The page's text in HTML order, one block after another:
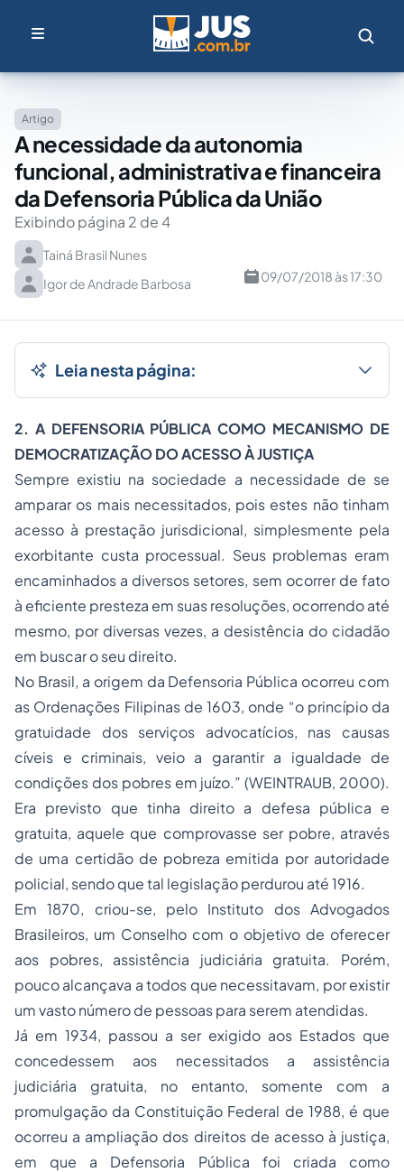
Artigo
A necessidade da autonomia
funcional, administrativa e financeira
da Defensoria Pública da União
Exibindo página 2 de 4
Tainá Brasil Nunes
Igor de Andrade Barbosa
09/07/2018 às 17:30
Leia nesta página:
2. A DEFENSORIA PÚBLICA COMO MECANISMO DE
DEMOCRATIZAÇÃO DO ACESSO À JUSTIÇA
Sempre existiu na sociedade a necessidade de se
amparar os mais necessitados, pois estes não tinham
acesso à prestação jurisdicional, simplesmente pela
exorbitante custa processual. Seus problemas eram
encaminhados a diversos setores, sem ocorrer de fato
à eficiente presteza em suas resoluções, ocorrendo até
mesmo, por diversas vezes, a desistência do cidadão
em buscar o seu direito.
No Brasil, a origem da Defensoria Pública ocorreu com
as Ordenações Filipinas de 1603, onde “o princípio da
gratuidade dos serviços advocatícios, nas causas
cíveis e criminais, veio a garantir a igualdade de
condições dos pobres em juízo.” (WEINTRAUB, 2000).
Era previsto que tinha direito a defesa pública e
gratuita, aquele que comprovasse ser pobre, através
de uma certidão de pobreza emitida por autoridade
policial, sendo que tal legislação perdurou até 1916.
Em 1870, criou-se, pelo Instituto dos Advogados
Brasileiros, um Conselho com o objetivo de oferecer
aos pobres, assistência judiciária gratuita. Porém,
pouco alcançava a todos que necessitavam, por existir
um vasto número de pessoas para serem atendidas.
Já em 1934, passou a ser exigido aos Estados que
concedessem aos necessitados a assistência
judiciária gratuita, no entanto, somente com a
promulgação da Constituição Federal de 1988, é que
ocorreu a ampliação dos direitos de acesso à justiça,
em que a Defensoria Pública foi criada como